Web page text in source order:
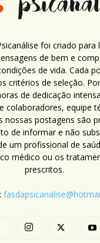
foi criado para
de bem e
de vida. Cada
critérios de seleção.
de dedicação
colaboradores, equipe
nossas postagens são
de informar e não
um profissional de
médico ou os
prescritos.